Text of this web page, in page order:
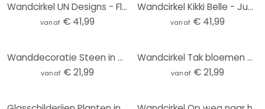
Wandcirkel UN Designs - Fleur de Paris
vanaf € 41,99
Wandcirkel Kikki Belle - Jungle Jive
vanaf € 41,99
Wanddecoratie Steen in Zand 2 - Alu-Dibond Rond
vanaf € 21,99
Wandcirkel Tak bloemen op vintage goud - Paksoylu
vanaf € 21,99